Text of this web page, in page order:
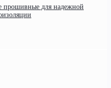
прошивные для надежной